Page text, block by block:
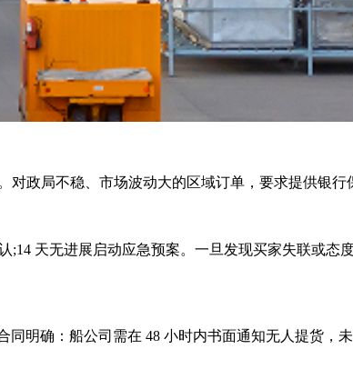
局不稳、市场波动大的区域订单，要求提供银行
天无进展启动应急预案。一旦发现买家失联或态
确：船公司需在 48 小时内书面通知无人提货，